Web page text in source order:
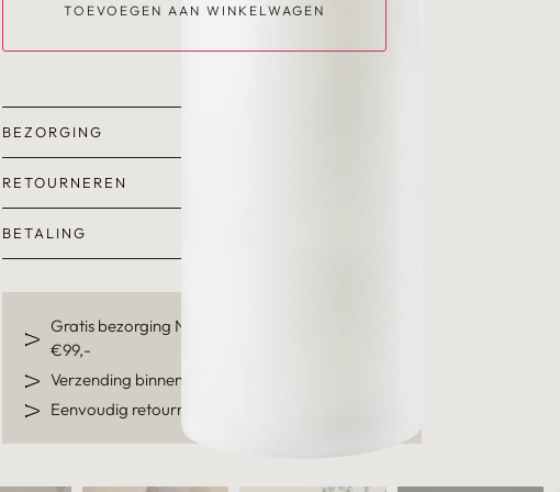
TOEVOEGEN AAN WINKELWAGEN
BEZORGING
RETOURNEREN
BETALING
Gratis bezorging Nederland & België vanaf
€99,-
Verzending binnen 1 à 2 werkdagen
Eenvoudig retourneren binnen 14 dagen